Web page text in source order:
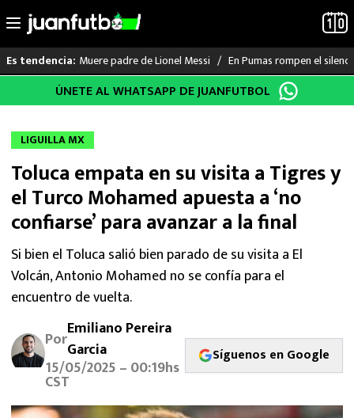
al
Es tendencia: Muere padre de Lionel Messi En Pumas rompen el
LO ÚLTIMO
LIGA MX
RAYADOS
PUMAS
ATLANTE
SELECCIÓN MEXICANA
FUTBOL INTERNACIONAL
MEXICANOS EN EL EXTRANJERO
FUTBOL ESTUFA
ÚNETE AL WHATSAPP DE JUANFUTBOL
LIGUILLA MX
Toluca empata en su visita a Tigres y
el Turco Mohamed apuesta a ‘no
confiarse’ para avanzar a la final
Si bien el Toluca salió bien parado de su visita a El
Volcán, Antonio Mohamed no se confía para el
encuentro de vuelta.
PorEmiliano Pereira
Garcia
15/05/2025 – 00:19hs
CST
Síguenos en Google